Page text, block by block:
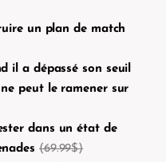
un plan de match
il a dépassé son seuil
peut le ramener sur
dans un état de
(69.99$)